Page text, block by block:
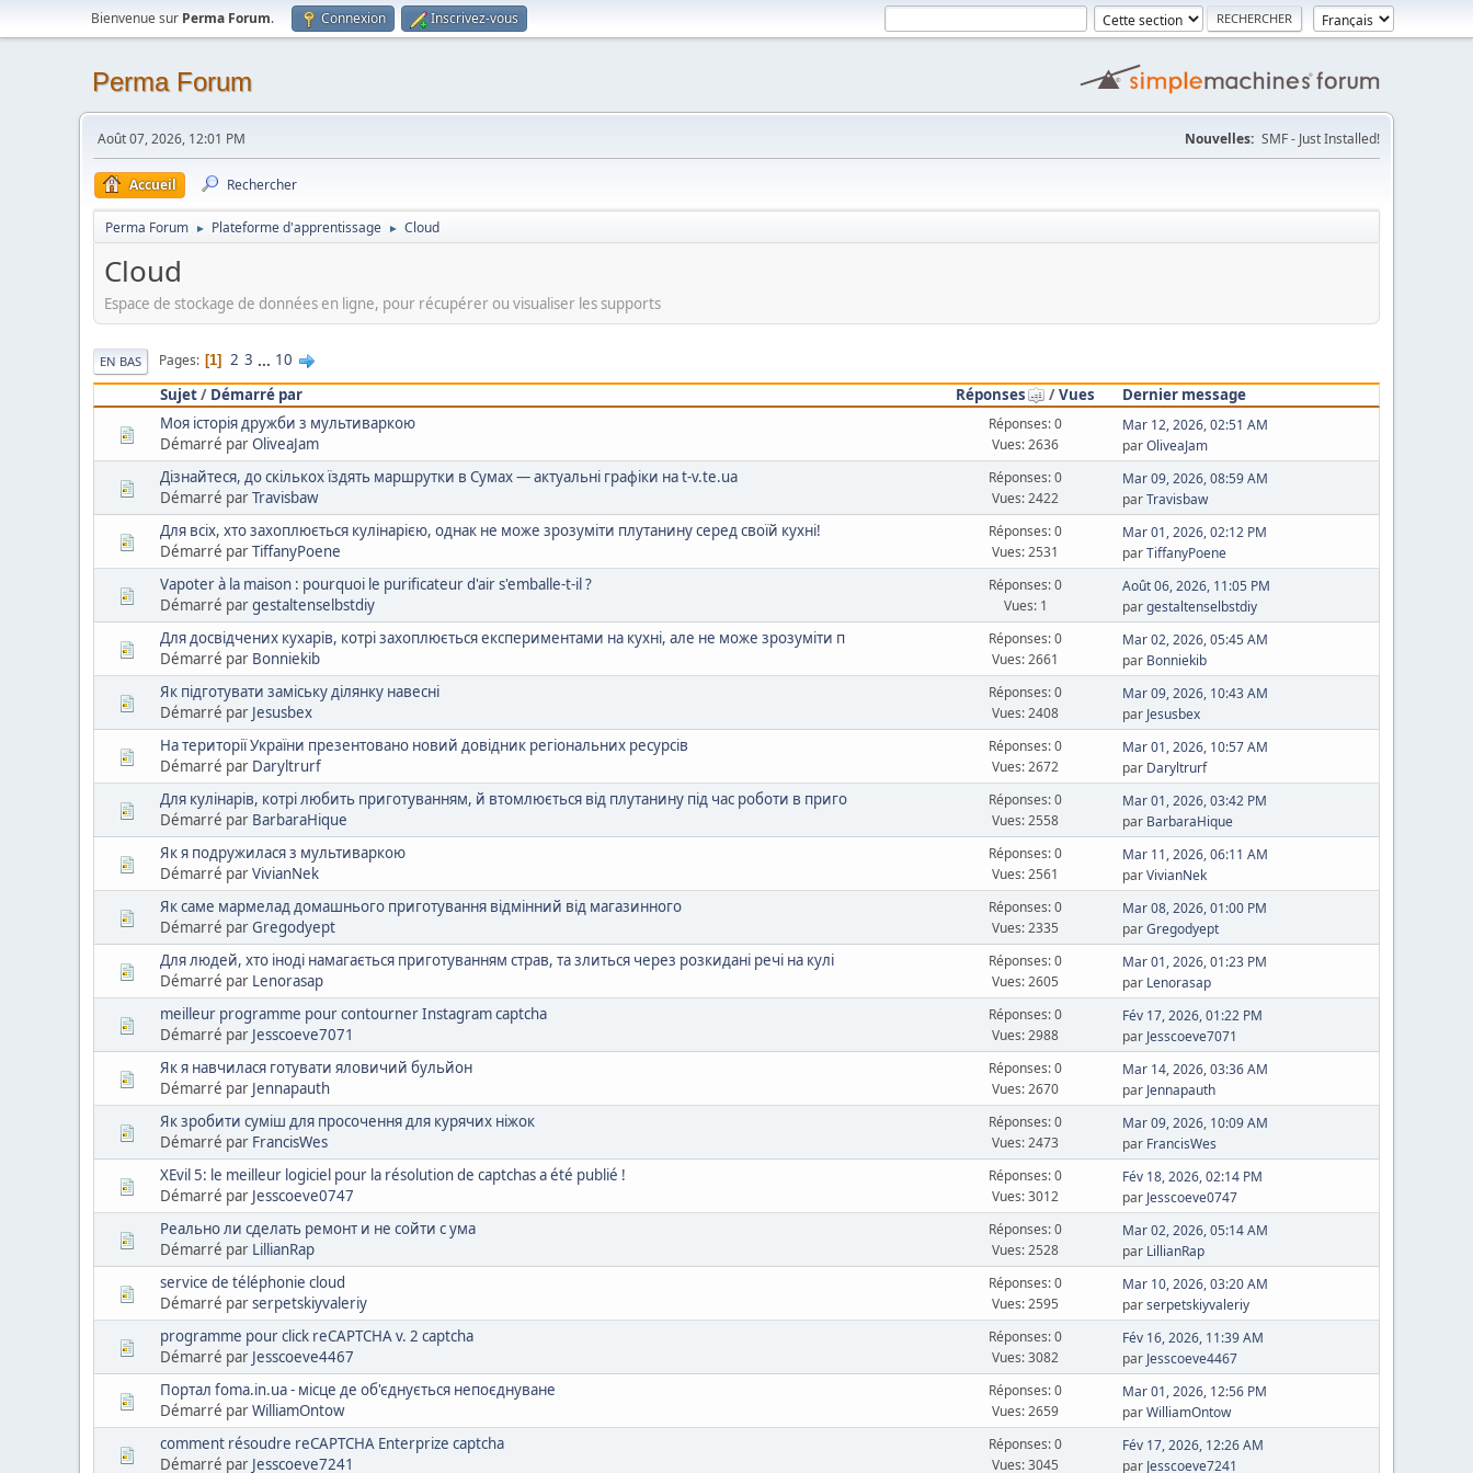
Bienvenue sur Perma Forum. Connexion Inscrivez-vous
Perma Forum
Août 07, 2026, 12:01 PM Nouvelles: SMF - Just Installed!
Accueil Rechercher
Perma Forum ► Plateforme d'apprentissage ► Cloud
Cloud
Espace de stockage de données en ligne, pour récupérer ou visualiser les supports
EN BAS Pages 1 2 3 ... 10
Sujet/ Démarré par Réponses /Vues
Dernier message
Моя історія дружби з мультиваркою
Démarré parOliveaJam
Réponses: 0
Vues: 2636
Mar 12, 2026, 02:51 AM
parOliveaJam
Дізнайтеся, до скількох їздять маршрутки в Сумах — актуальні графіки на t-v.te.ua
Démarré parTravisbaw
Réponses: 0
Vues: 2422
Mar 09, 2026, 08:59 AM
parTravisbaw
Для всіх, хто захоплюється кулінарією, однак не може зрозуміти плутанину серед своїй кухні!
Démarré parTiffanyPoene
Réponses: 0
Vues: 2531
Mar 01, 2026, 02:12 PM
parTiffanyPoene
Vapoter à la maison : pourquoi le purificateur d'air s'emballe-t-il ?
Démarré pargestaltenselbstdiy
Réponses: 0
Vues: 1
Août 06, 2026, 11:05 PM
pargestaltenselbstdiy
Для досвідчених кухарів, котрі захоплюється експериментами на кухні, але не може зрозуміти п
Démarré par Bonniekib
Réponses: 0
Vues: 2661
Mar 02, 2026, 05:45 AM
par Bonniekib
Як підготувати заміську ділянку навесні
Démarré par Jesusbex
Réponses: 0
Vues: 2408
Mar 09, 2026, 10:43 AM
par Jesusbex
На території України презентовано новий довідник регіональних ресурсів
Démarré par Daryltrurf
Réponses: 0
Vues: 2672
Mar 01, 2026, 10:57 AM
par Daryltrurf
Для кулінарів, котрі любить приготуванням, й втомлюється від плутанину під час роботи в приго
Démarré par BarbaraHique
Réponses: 0
Vues: 2558
Mar 01, 2026, 03:42 PM
par BarbaraHique
Як я подружилася з мультиваркою
Démarré parVivianNek
Réponses: 0
Vues: 2561
Mar 11, 2026, 06:11 AM
parVivianNek
Як саме мармелад домашнього приготування відмінний від магазинного
Démarré parGregodyept
Réponses: 0
Vues: 2335
Mar 08, 2026, 01:00 PM
parGregodyept
Для людей, хто іноді намагається приготуванням страв, та злиться через розкидані речі на кулі
Démarré par Lenorasap
Réponses: 0
Vues: 2605
Mar 01, 2026, 01:23 PM
par Lenorasap
meilleur programme pour contourner Instagram captcha
Démarré par Jesscoeve7071
Réponses: 0
Vues: 2988
Fév 17, 2026, 01:22 PM
par Jesscoeve7071
Як я навчилася готувати яловичий бульйон
Démarré par Jennapauth
Réponses: 0
Vues: 2670
Mar 14, 2026, 03:36 AM
par Jennapauth
Як зробити суміш для просочення для курячих ніжок
Démarré par FrancisWes
Réponses: 0
Vues: 2473
Mar 09, 2026, 10:09 AM
par FrancisWes
XEvil 5: le meilleur logiciel pour la résolution de captchas a été publié !
Démarré par Jesscoeve0747
Réponses: 0
Vues: 3012
Fév 18, 2026, 02:14 PM
par Jesscoeve0747
Реально ли сделать ремонт и не сойти с ума
Démarré par LillianRap
Réponses: 0
Vues: 2528
Mar 02, 2026, 05:14 AM
par LillianRap
service de téléphonie cloud
Démarré parserpetskiyvaleriy
Réponses: 0
Vues: 2595
Mar 10, 2026, 03:20 AM
parserpetskiyvaleriy
programme pour click reCAPTCHA v. 2 captcha
Démarré par Jesscoeve4467
Réponses: 0
Vues: 3082
Fév 16, 2026, 11:39 AM
par Jesscoeve4467
Портал foma.in.ua - місце де об'єднується непоєднуване
Démarré parWilliamOntow
Réponses: 0
Vues: 2659
Mar 01, 2026, 12:56 PM
parWilliamOntow
comment résoudre reCAPTCHA Enterprize captcha
Démarré par Jesscoeve7241
Réponses: 0
Vues: 3045
Fév 17, 2026, 12:26 AM
par Jesscoeve7241